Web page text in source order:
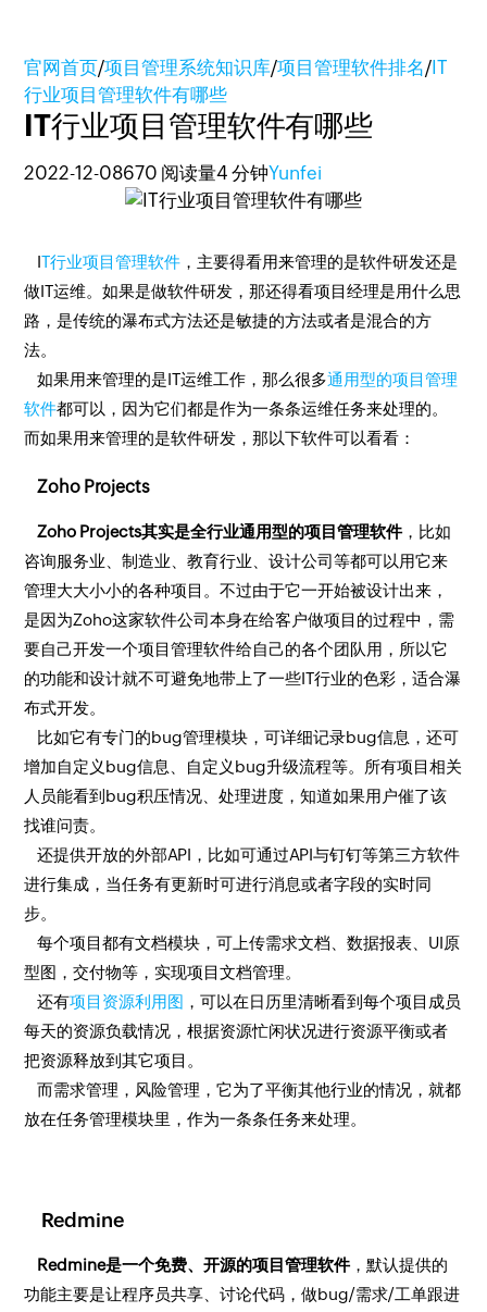
官网首页/项目管理系统知识库/项目管理软件排名/ IT
行业项目管理软件有哪些
IT行业项目管理软件有哪些
2022-12-08670 阅读量4 分钟Yunfei
IT行业项目管理软件 ，主要得看用来管理的是软件研发还是
做IT运维。如果是做软件研发，那还得看项目经理是用什么思
路，是传统的瀑布式方法还是敏捷的方法或者是混合的方
法。
如果用来管理的是IT运维工作，那么很多通用型的项目管理
软件都可以，因为它们都是作为一条条运维任务来处理的。
而如果用来管理的是软件研发，那以下软件可以看看：
Zoho Projects
Zoho Projects其实是全行业通用型的项目管理软件，比如
咨询服务业、制造业、教育行业、设计公司等都可以用它来
管理大大小小的各种项目。不过由于它一开始被设计出来，
是因为Zoho这家软件公司本身在给客户做项目的过程中，需
要自己开发一个项目管理软件给自己的各个团队用，所以它
的功能和设计就不可避免地带上了一些IT行业的色彩，适合瀑
布式开发。
比如它有专门的bug管理模块，可详细记录bug信息，还可
增加自定义bug信息、自定义bug升级流程等。所有项目相关
人员能看到bug积压情况、处理进度，知道如果用户催了该
找谁问责。
还提供开放的外部API，比如可通过API与钉钉等第三方软件
进行集成，当任务有更新时可进行消息或者字段的实时同
步。
每个项目都有文档模块，可上传需求文档、数据报表、UI原
型图，交付物等，实现项目文档管理。
还有项目资源利用图 ，可以在日历里清晰看到每个项目成员
每天的资源负载情况，根据资源忙闲状况进行资源平衡或者
把资源释放到其它项目。
而需求管理，风险管理，它为了平衡其他行业的情况，就都
放在任务管理模块里，作为一条条任务来处理。
Redmine
Redmine是一个免费、开源的项目管理软件，默认提供的
功能主要是让程序员共享、讨论代码，做bug/需求/工单跟进